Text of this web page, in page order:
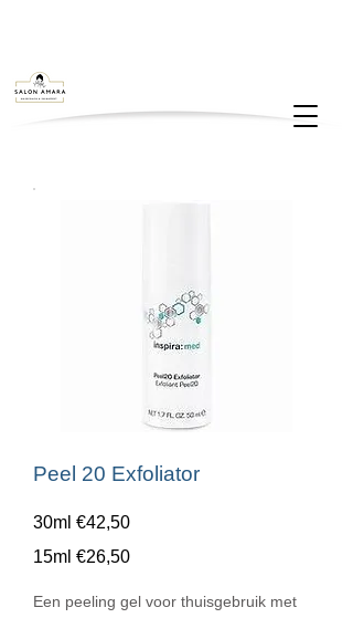
Peel 20 Exfoliator
30ml €42,50
15ml €26,50
Een peeling gel voor thuisgebruik met